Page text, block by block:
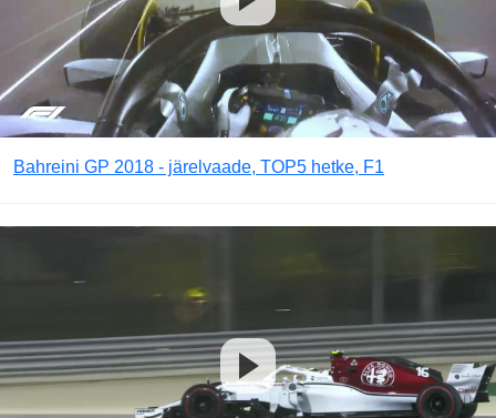
Bahreini GP 2018 - järelvaade, TOP5 hetke, F1